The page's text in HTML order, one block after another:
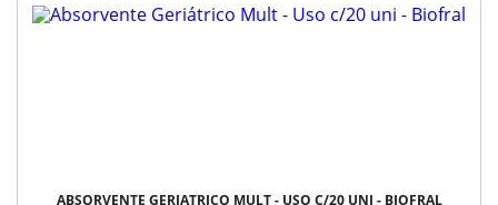
ABSORVENTE GERIÁTRICO MULT - USO C/20 UNI - BIOFRAL